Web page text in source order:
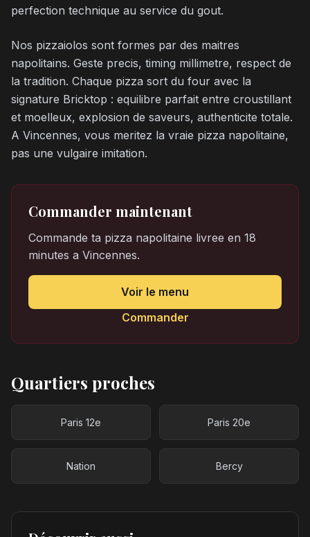
perfection technique au service du gout.
Nos pizzaiolos sont formes par des maitres
napolitains. Geste precis, timing millimetre, respect de
la tradition. Chaque pizza sort du four avec la
signature Bricktop : equilibre parfait entre croustillant
et moelleux, explosion de saveurs, authenticite totale.
A Vincennes, vous meritez la vraie pizza napolitaine,
pas une vulgaire imitation.
Commander maintenant
Commande ta pizza napolitaine livree en 18
minutes a Vincennes.
Voir le menu
Commander
Quartiers proches
Paris 12e Paris 20e
Nation Bercy